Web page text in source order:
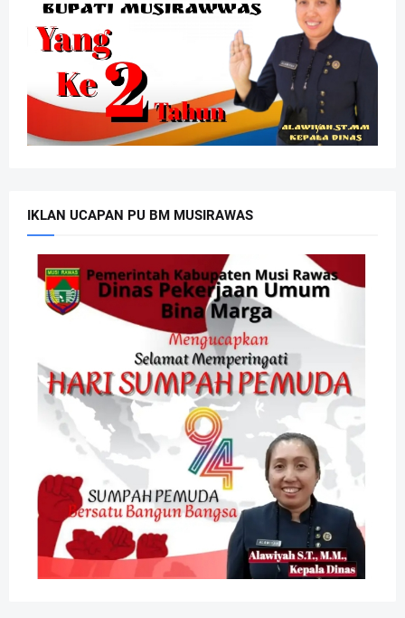
IKLAN UCAPAN PU BM MUSIRAWAS